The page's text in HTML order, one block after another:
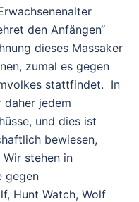
den Anfängen“
dieses Massaker
zumal es gegen
stattfindet. In
daher jedem
und dies ist
bewiesen,
Wir stehen in
gegen
Hunt Watch, Wolf